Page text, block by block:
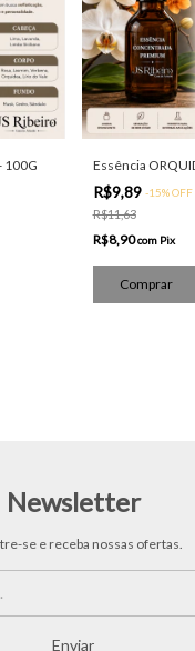
100G Essência
R$9,89 -15%OFF
R$11,63
R$8,90com Pix
Newsletter
se e receba nossas ofertas.